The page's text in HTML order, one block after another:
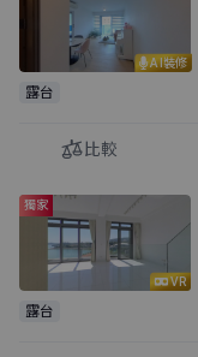
AI裝修
露台
比較
VR
獨家
露台